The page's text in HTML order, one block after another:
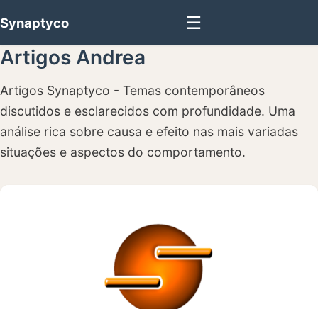
Synaptyco ☰
Artigos Andrea
Artigos Synaptyco - Temas contemporâneos
discutidos e esclarecidos com profundidade. Uma
análise rica sobre causa e efeito nas mais variadas
situações e aspectos do comportamento.